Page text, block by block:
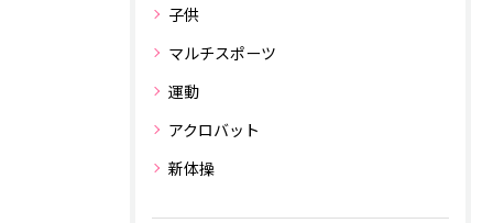
子供
マルチスポーツ
運動
アクロバット
新体操